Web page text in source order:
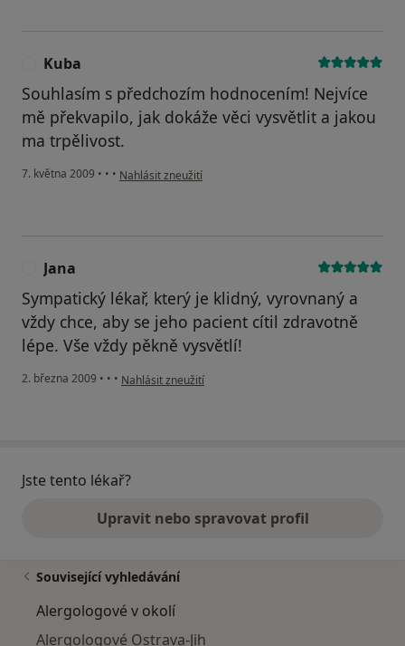
Kuba
Souhlasím s předchozím hodnocením! Nejvíce
mě překvapilo, jak dokáže věci vysvětlit a jakou
ma trpělivost.
7. května 2009 • • • podle názoru uživatele Kuba
Nahlásit zneužití
Jana
Sympatický lékař, který je klidný, vyrovnaný a
vždy chce, aby se jeho pacient cítil zdravotně
lépe. Vše vždy pěkně vysvětlí!
2. března 2009 • • • podle názoru uživatele Jana
Nahlásit zneužití
Jste tento lékař?
Upravit nebo spravovat profil
Související vyhledávání
Alergologové v okolí
Alergologové Ostrava-Jih